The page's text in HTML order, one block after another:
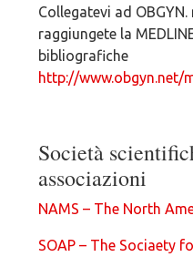
Collegatevi ad
raggiungete la
bibliografiche
http://www.obgyn.net/
Società
associazioni
NAMS – The North
SOAP – The Sociaety